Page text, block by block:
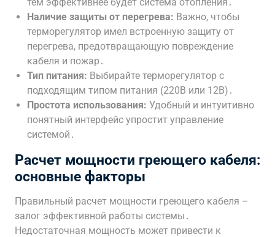
Наличие защиты от перегрева: Важно, чтобы
терморегулятор имел встроенную защиту от
перегрева, предотвращающую повреждение
кабеля и пожар․
Тип питания: Выбирайте терморегулятор с
подходящим типом питания (220В или 12В)․
Простота использования: Удобный и интуитивно
понятный интерфейс упростит управление
системой․
Расчет мощности греющего кабеля:
основные факторы
Правильный расчет мощности греющего кабеля –
залог эффективной работы системы․
Недостаточная мощность может привести к